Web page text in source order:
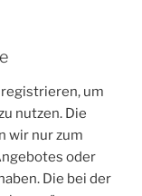
um
nutzen. Die
wir nur zum
oder
Die bei der